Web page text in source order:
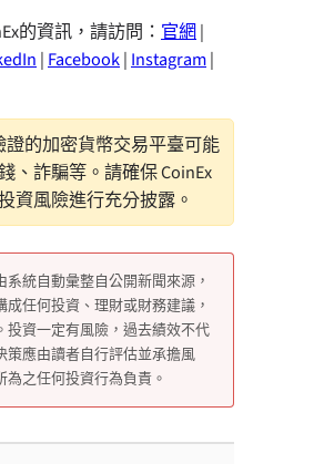
的資訊，請訪問： 官網|
| Facebook| Instagram|
證的加密貨幣交易平臺可能
、詐騙等。請確保 CoinEx
資風險進行充分披露。
系統自動彙整自公開新聞來源，
任何投資、理財或財務建議，
投資一定有風險，過去績效不代
策應由讀者自行評估並承擔風
之任何投資行為負責。